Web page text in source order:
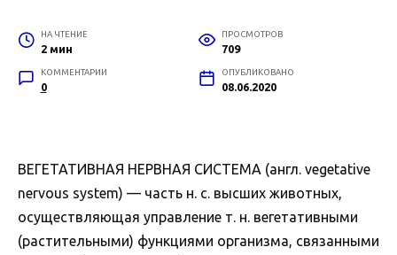
НА ЧТЕНИЕ
2 мин
ПРОСМОТРОВ
709
КОММЕНТАРИИ
0
ОПУБЛИКОВАНО
08.06.2020
ВЕГЕТАТИВНАЯ НЕРВНАЯ СИСТЕМА (англ. vegetative
nervous system) — часть н. с. высших животных,
осуществляющая управление т. н. вегетативными
(растительными) функциями организма, связанными